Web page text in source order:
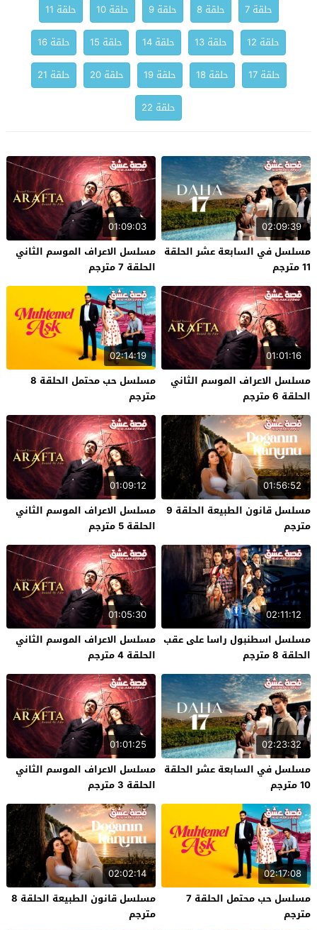
حلقة 7
حلقة 8 حلقة 9 حلقة 10
حلقة 11
حلقة 12
حلقة 13 حلقة 14 حلقة 15
حلقة 16
حلقة 17
حلقة 18 حلقة 19 حلقة 20
حلقة 21
حلقة 22
02:09:39
مسلسل في السابعة عشر الحلقة
11 مترجم
01:09:03
مسلسل الاعراف الموسم الثاني
الحلقة 7 مترجم
01:01:16
مسلسل الاعراف الموسم الثاني
الحلقة 6 مترجم
02:14:19
مسلسل حب محتمل الحلقة 8
مترجم
01:56:52
مسلسل قانون الطبيعة الحلقة 9
مترجم
01:09:12
مسلسل الاعراف الموسم الثاني
الحلقة 5 مترجم
02:11:12
مسلسل اسطنبول راسا على عقب
الحلقة 8 مترجم
01:05:30
مسلسل الاعراف الموسم الثاني
الحلقة 4 مترجم
02:23:32
مسلسل في السابعة عشر الحلقة
10 مترجم
01:01:25
مسلسل الاعراف الموسم الثاني
الحلقة 3 مترجم
02:17:08
مسلسل حب محتمل الحلقة 7
مترجم
02:02:14
مسلسل قانون الطبيعة الحلقة 8
مترجم